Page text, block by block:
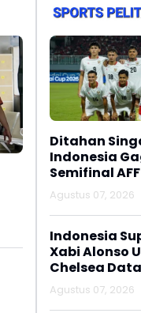
Ditahan
Indonesia
Semifinal
Agustus 07, 2026
Indonesia
Xabi Alonso
Chelsea
Agustus 07, 2026